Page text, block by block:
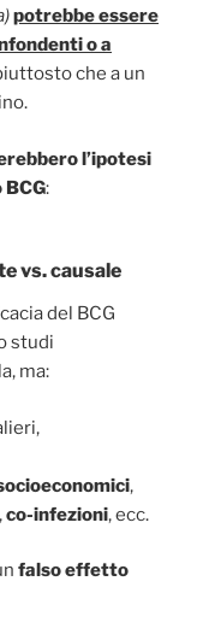
potrebbe essere
o a
che a un
l’ipotesi
:
vs. causale
del BCG
studi
ma:
,
,co-infezioni, ecc.
falso effetto